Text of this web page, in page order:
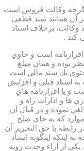
، گرچه وكالت فروش است
آن همانند سند قطعي
برخلاف اسناد
کند .
اقرارنامه است و حاوي
بوده و همان مبلغ
محتوي يك سند مالي است
به اسناد قبلي و افزايش
و يا اقرارنامه هاي
ها و ادارات راه و
نموده و در قبال آن
كه به جاي صلح
رابطه با حق التحرير آن
اينكه اينگونه اسناد
از آراء وحدت رويه